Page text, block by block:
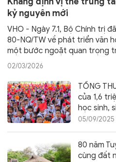
kỷ nguyên mới
VHO - Ngày 7.1, Bộ Chính trị
80-NQ/TW về phát triển văn
một bước ngoặt quan trọng
vai trò, vị thế và sứ mệnh của
02/03/2026
TỔNG
của 1,6
học sinh,
05/09/2025
80 năm
cùng đất